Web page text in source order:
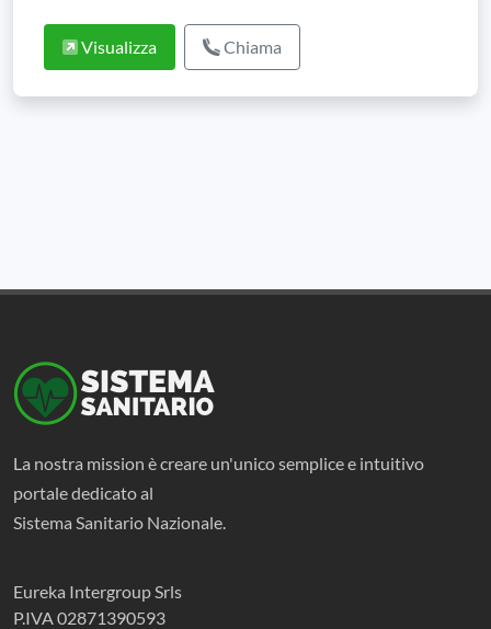
Visualizza Chiama
La nostra mission è creare un'unico semplice e intuitivo
portale dedicato al
Sistema Sanitario Nazionale.
Eureka Intergroup Srls
P.IVA 02871390593